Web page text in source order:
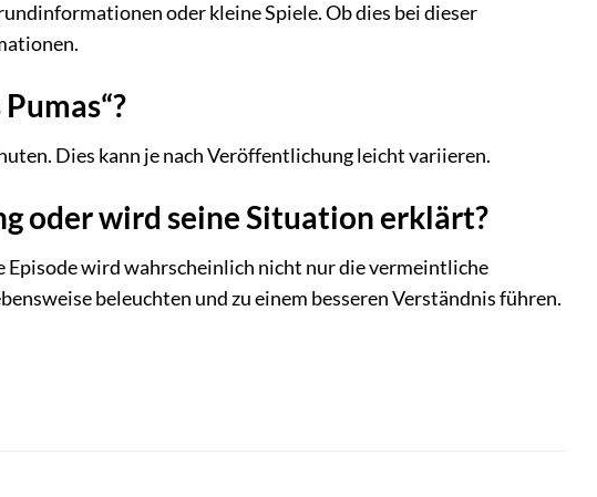
oder kleine Spiele. Ob dies bei dieser
Dies kann je nach Veröffentlichung leicht variieren.
oder wird seine Situation erklärt?
Episode wird wahrscheinlich nicht nur die vermeintliche
beleuchten und zu einem besseren Verständnis führen.